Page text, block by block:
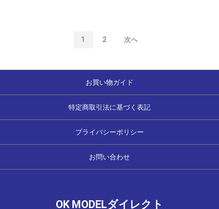
1 2 次へ
お買い物ガイド
特定商取引法に基づく表記
プライバシーポリシー
お問い合わせ
OK MODELダイレクト